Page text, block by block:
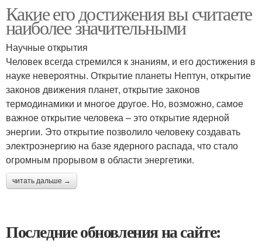
Какие его достижения вы считаете
наиболее значительными
Научные открытия
Человек всегда стремился к знаниям, и его достижения в
науке невероятны. Открытие планеты Нептун, открытие
законов движения планет, открытие законов
термодинамики и многое другое. Но, возможно, самое
важное открытие человека – это открытие ядерной
энергии. Это открытие позволило человеку создавать
электроэнергию на базе ядерного распада, что стало
огромным прорывом в области энергетики.
читать дальше →
Последние обновления на сайте: